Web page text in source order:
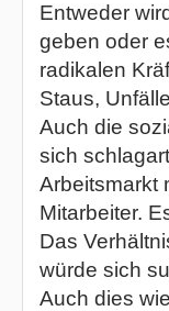
Entweder
geben oder
radikalen
Staus,
Auch die
sich
Arbeitsmarkt
Mitarbeiter.
Das
würde sich
Auch dies